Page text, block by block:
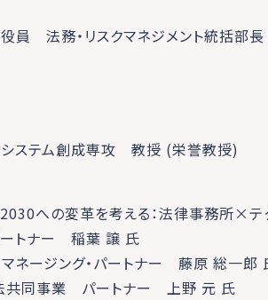
法務・リスクマネジメント統括部長
テム創成専攻 教授 (栄誉教授)
への変革を考える：法律事務所×テ
トナー 稲葉 譲 氏
ネージング・パートナー 藤原 総一郎
共同事業 パートナー 上野 元 氏